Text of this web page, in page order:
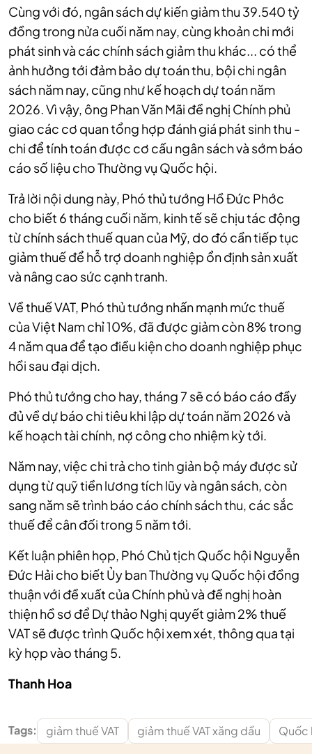
Cùng với đó, ngân sách dự kiến giảm thu 39.540 tỷ
đồng trong nửa cuối năm nay, cùng khoản chi mới
phát sinh và các chính sách giảm thu khác... có thể
ảnh hưởng tới đảm bảo dự toán thu, bội chi ngân
sách năm nay, cũng như kế hoạch dự toán năm
2026. Vì vậy, ông Phan Văn Mãi đề nghị Chính phủ
giao các cơ quan tổng hợp đánh giá phát sinh thu -
chi để tính toán được cơ cấu ngân sách và sớm báo
cáo số liệu cho Thường vụ Quốc hội.
Trả lời nội dung này, Phó thủ tướng Hồ Đức Phớc
cho biết 6 tháng cuối năm, kinh tế sẽ chịu tác động
từ chính sách thuế quan của Mỹ, do đó cần tiếp tục
giảm thuế để hỗ trợ doanh nghiệp ổn định sản xuất
và nâng cao sức cạnh tranh.
Về thuế VAT, Phó thủ tướng nhấn mạnh mức thuế
của Việt Nam chỉ 10%, đã được giảm còn 8% trong
4 năm qua để tạo điều kiện cho doanh nghiệp phục
hồi sau đại dịch.
Phó thủ tướng cho hay, tháng 7 sẽ có báo cáo đầy
đủ về dự báo chi tiêu khi lập dự toán năm 2026 và
kế hoạch tài chính, nợ công cho nhiệm kỳ tới.
Năm nay, việc chi trả cho tinh giản bộ máy được sử
dụng từ quỹ tiền lương tích lũy và ngân sách, còn
sang năm sẽ trình báo cáo chính sách thu, các sắc
thuế để cân đối trong 5 năm tới.
Kết luận phiên họp, Phó Chủ tịch Quốc hội Nguyễn
Đức Hải cho biết Ủy ban Thường vụ Quốc hội đồng
thuận với đề xuất của Chính phủ và đề nghị hoàn
thiện hồ sơ để Dự thảo Nghị quyết giảm 2% thuế
VAT sẽ được trình Quốc hội xem xét, thông qua tại
kỳ họp vào tháng 5.
Thanh Hoa
Tags: giảm thuế VAT giảm thuế VAT xăng dầu Quốc